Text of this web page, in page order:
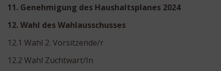
11. Genehmigung des Haushaltsplanes 2024
12. Wahl des Wahlausschusses
12.1 Wahl 2. Vorsitzende/r
12.2 Wahl Zuchtwart/In